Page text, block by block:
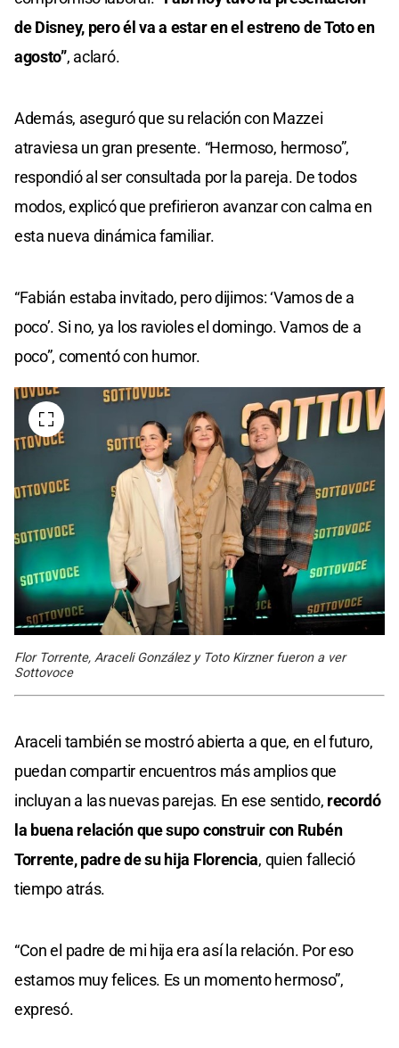
de Disney, pero él va a estar en el estreno de Toto en
agosto”, aclaró.
Además, aseguró que su relación con Mazzei
atraviesa un gran presente. “Hermoso, hermoso”,
respondió al ser consultada por la pareja. De todos
modos, explicó que prefirieron avanzar con calma en
esta nueva dinámica familiar.
“Fabián estaba invitado, pero dijimos: ‘Vamos de a
poco’. Si no, ya los ravioles el domingo. Vamos de a
poco”, comentó con humor.
Flor Torrente, Araceli González y Toto Kirzner fueron a ver
Sottovoce
Araceli también se mostró abierta a que, en el futuro,
puedan compartir encuentros más amplios que
incluyan a las nuevas parejas. En ese sentido, recordó
la buena relación que supo construir con Rubén
Torrente, padre de su hija Florencia, quien falleció
tiempo atrás.
“Con el padre de mi hija era así la relación. Por eso
estamos muy felices. Es un momento hermoso”,
expresó.